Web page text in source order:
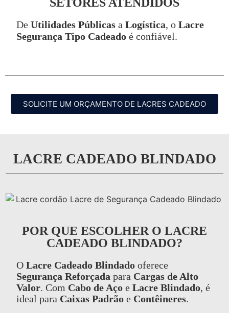
SETORES ATENDIDOS
De Utilidades Públicas a Logística, o Lacre
Segurança Tipo Cadeado é confiável.
SOLICITE UM ORÇAMENTO DE LACRES CADEADO
LACRE CADEADO BLINDADO
POR QUE ESCOLHER O LACRE
CADEADO BLINDADO?
O Lacre Cadeado Blindado oferece
Segurança Reforçada para Cargas de Alto
Valor. Com Cabo de Aço e Lacre Blindado, é
ideal para Caixas Padrão e Contêineres.